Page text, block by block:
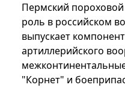
Пермский
роль в российском
выпускает
артиллерийского
"Корнет" и